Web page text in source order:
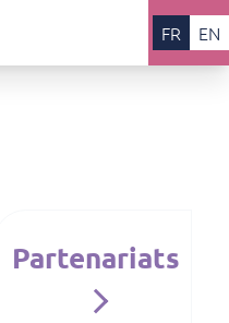
FR EN
Partenariats